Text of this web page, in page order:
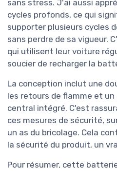
sans stress. J'ai aussi
cycles profonds, ce qui
supporter plusieurs cycles
sans perdre de sa vigueur.
qui utilisent leur voiture
soucier de recharger la
La conception inclut une
les retours de flamme et
central intégré. C'est
ces mesures de sécurité,
un as du bricolage. Cela
la sécurité du produit, un
Pour résumer, cette